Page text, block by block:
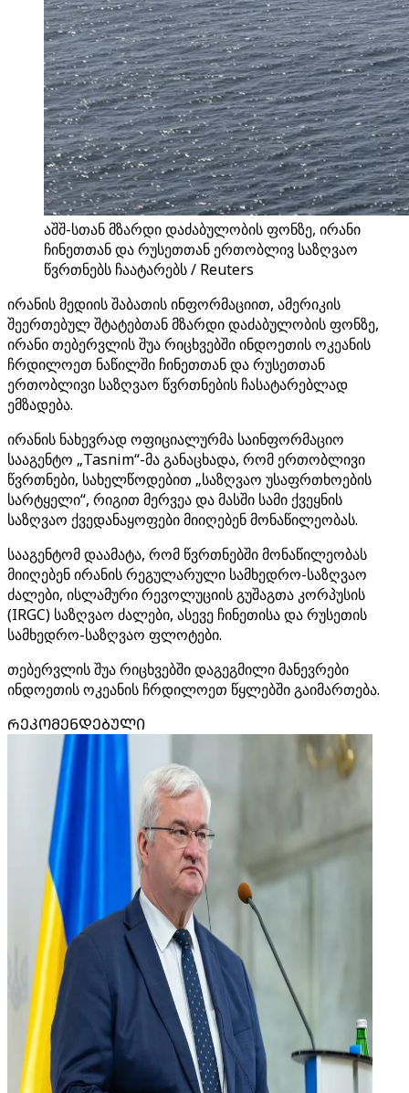
აშშ-სთან მზარდი დაძაბულობის ფონზე, ირანი
ჩინეთთან და რუსეთთან ერთობლივ საზღვაო
წვრთნებს ჩაატარებს / Reuters
ირანის მედიის შაბათის ინფორმაციით, ამერიკის
შეერთებულ შტატებთან მზარდი დაძაბულობის ფონზე,
ირანი თებერვლის შუა რიცხვებში ინდოეთის ოკეანის
ჩრდილოეთ ნაწილში ჩინეთთან და რუსეთთან
ერთობლივი საზღვაო წვრთნების ჩასატარებლად
ემზადება.
ირანის ნახევრად ოფიციალურმა საინფორმაციო
სააგენტო „Tasnim“-მა განაცხადა, რომ ერთობლივი
წვრთნები, სახელწოდებით „საზღვაო უსაფრთხოების
სარტყელი“, რიგით მერვეა და მასში სამი ქვეყნის
საზღვაო ქვედანაყოფები მიიღებენ მონაწილეობას.
სააგენტომ დაამატა, რომ წვრთნებში მონაწილეობას
მიიღებენ ირანის რეგულარული სამხედრო-საზღვაო
ძალები, ისლამური რევოლუციის გუშაგთა კორპუსის
(IRGC) საზღვაო ძალები, ასევე ჩინეთისა და რუსეთის
სამხედრო-საზღვაო ფლოტები.
თებერვლის შუა რიცხვებში დაგეგმილი მანევრები
ინდოეთის ოკეანის ჩრდილოეთ წყლებში გაიმართება.
ᲠᲔᲙᲝᲛᲔᲜᲓᲔᲑᲣᲚᲘ